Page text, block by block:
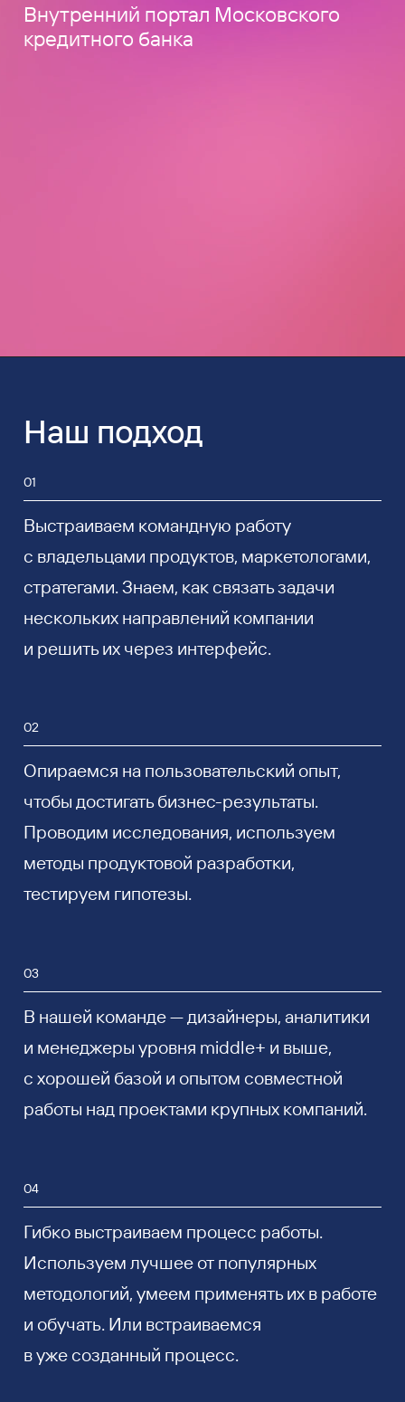
Внутренний портал Московского
кредитного банка
Наш подход
01
Выстраиваем командную работу
с владельцами продуктов, маркетологами,
стратегами. Знаем, как связать задачи
нескольких направлений компании
и решить их через интерфейс.
02
Опираемся на пользовательский опыт,
чтобы достигать бизнес-результаты.
Проводим исследования, используем
методы продуктовой разработки,
тестируем гипотезы.
03
В нашей команде — дизайнеры, аналитики
и менеджеры уровня middle+ и выше,
с хорошей базой и опытом совместной
работы над проектами крупных компаний.
04
Гибко выстраиваем процесс работы.
Используем лучшее от популярных
методологий, умеем применять их в работе
и обучать. Или встраиваемся
в уже созданный процесс.